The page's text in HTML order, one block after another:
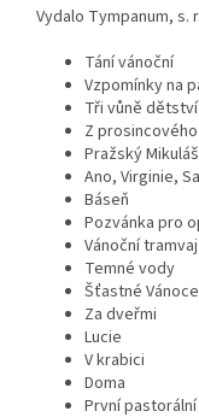
Vydalo Tympanum, s.
Tání vánoční
Vzpomínky na
Tři vůně dětství
Z
Pražský Mikuláš
Ano, Virginie,
Báseň
Pozvánka pro
Vánoční tramvaj
Temné vody
Šťastné Vánoce
Za dveřmi
Lucie
V krabici
Doma
První pastorální